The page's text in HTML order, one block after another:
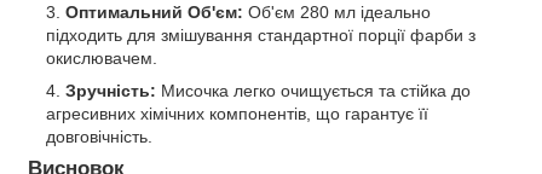
Оптимальний Об'єм: Об'єм 280 мл ідеально
підходить для змішування стандартної порції фарби з
окислювачем.
Зручність: Мисочка легко очищується та стійка до
агресивних хімічних компонентів, що гарантує її
довговічність.
Висновок